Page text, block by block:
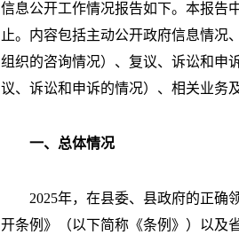
信息公开工作情况报告如下。本报告
止。内容包括主动公开政府信息情况
组织的咨询情况）、复议、诉讼和申
议、诉讼和申诉的情况）、相关业务
一、总体情况
2025年，在县委、县政府的正确
开条例》（以下简称《条例》）以及